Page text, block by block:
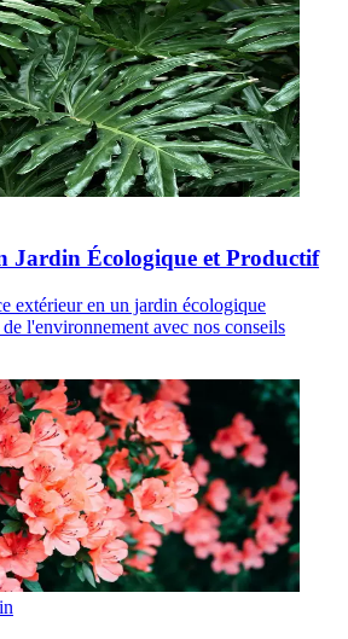
Jardin Écologique et Productif
extérieur en un jardin écologique
l'environnement avec nos conseils